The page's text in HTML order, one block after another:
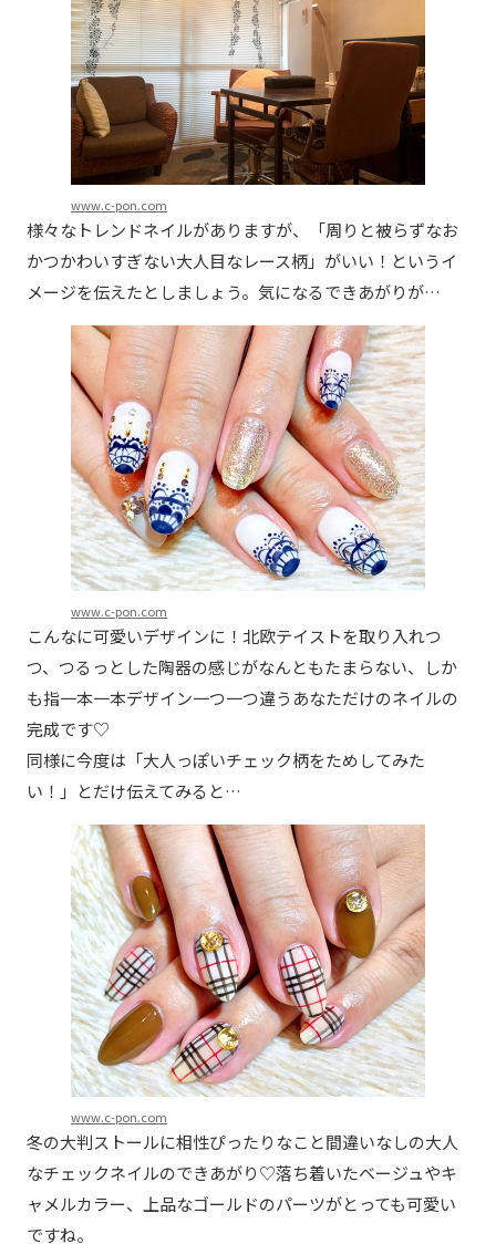
www.c-pon.com
様々なトレンドネイルがありますが、「周りと被らずなお
かつかわいすぎない大人目なレース柄」がいい！というイ
メージを伝えたとしましょう。気になるできあがりが…
www.c-pon.com
こんなに可愛いデザインに！北欧テイストを取り入れつ
つ、つるっとした陶器の感じがなんともたまらない、しか
も指一本一本デザイン一つ一つ違うあなただけのネイルの
完成です♡
同様に今度は「大人っぽいチェック柄をためしてみた
い！」とだけ伝えてみると…
www.c-pon.com
冬の大判ストールに相性ぴったりなこと間違いなしの大人
なチェックネイルのできあがり♡落ち着いたベージュやキ
ャメルカラー、上品なゴールドのパーツがとっても可愛い
ですね。